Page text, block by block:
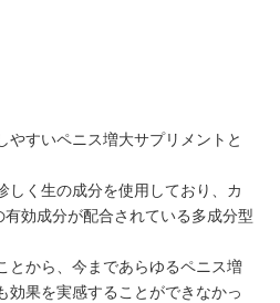
やすいペニス増大サプリメントと
しく生の成分を使用しており、カ
効成分が配合されている多成分型
とから、今まであらゆるペニス増
効果を実感することができなかっ